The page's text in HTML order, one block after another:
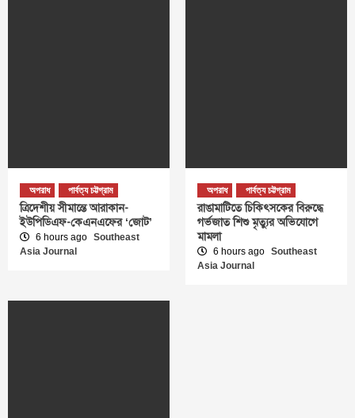
অপরাধ পার্বত্য চট্টগ্রাম
ত্রিদেশীয় সীমান্তে আরাকান-
ইউপিডিএফ-কেএনএফের ‘জোট’
6 hours ago Southeast
Asia Journal
অপরাধ পার্বত্য চট্টগ্রাম
রাঙামাটিতে চিকিৎসকের বিরুদ্ধে
গর্ভজাত শিশু মৃত্যুর অভিযোগে
মামলা
6 hours ago Southeast
Asia Journal